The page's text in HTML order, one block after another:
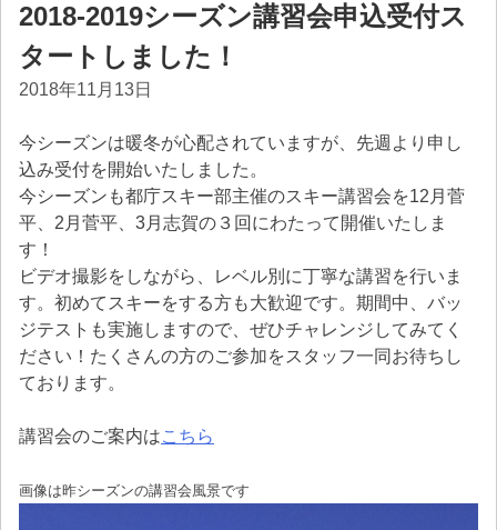
2018-2019シーズン講習会申込受付ス
タートしました！
2018年11月13日
今シーズンは暖冬が心配されていますが、先週より申し
込み受付を開始いたしました。
今シーズンも都庁スキー部主催のスキー講習会を12月菅
平、2月菅平、3月志賀の３回にわたって開催いたしま
す！
ビデオ撮影をしながら、レベル別に丁寧な講習を行いま
す。初めてスキーをする方も大歓迎です。期間中、バッ
ジテストも実施しますので、ぜひチャレンジしてみてく
ださい！たくさんの方のご参加をスタッフ一同お待ちし
ております。
講習会のご案内はこちら
画像は昨シーズンの講習会風景です